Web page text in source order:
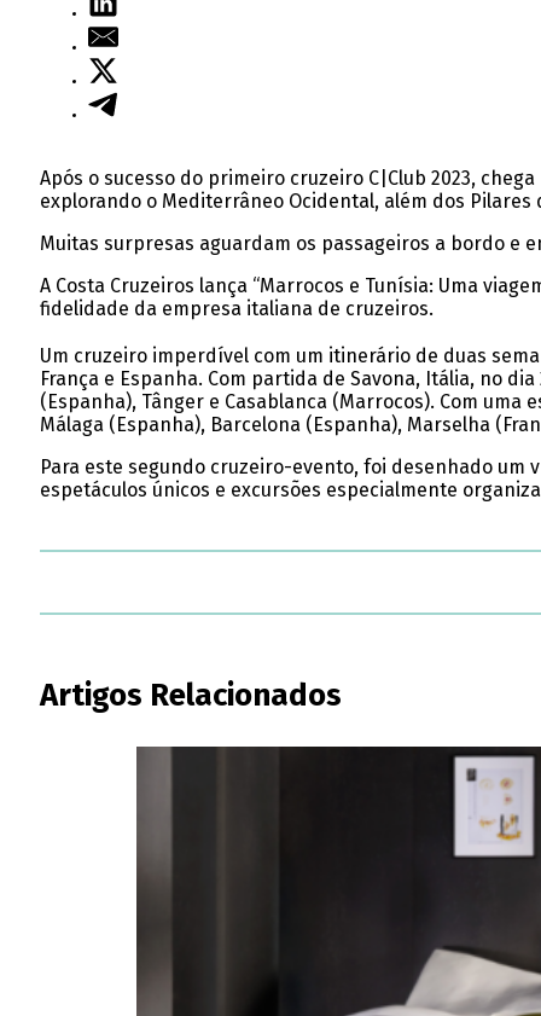
Após o sucesso do primeiro cruzeiro C|Club 2023,
explorando o Mediterrâneo Ocidental, além dos Pilares
Muitas surpresas aguardam os passageiros a bordo e
A Costa Cruzeiros lança “Marrocos e Tunísia: Uma
fidelidade da empresa italiana de cruzeiros.
Um cruzeiro imperdível com um itinerário de duas
França e Espanha. Com partida de Savona, Itália, no
(Espanha), Tânger e Casablanca (Marrocos). Com
Málaga (Espanha), Barcelona (Espanha), Marselha
Para este segundo cruzeiro-evento, foi desenhado
espetáculos únicos e excursões especialmente
Artigos Relacionados